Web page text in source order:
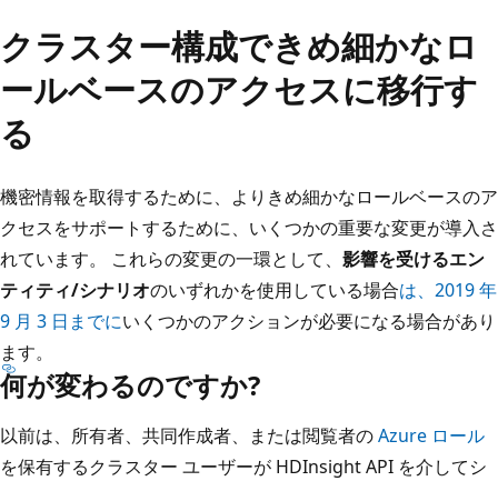
クラスター構成できめ細かなロ
ールベースのアクセスに移行す
る
機密情報を取得するために、よりきめ細かなロールベースのア
クセスをサポートするために、いくつかの重要な変更が導入さ
れています。 これらの変更の一環として、 影響を受けるエン
ティティ/シナリオのいずれかを使用している場合は、2019 年
9 月 3 日までにいくつかのアクションが必要になる場合があり
ます。
何が変わるのですか?
以前は、所有者、共同作成者、または閲覧者のAzure ロール
を保有するクラスター ユーザーが HDInsight API を介してシ